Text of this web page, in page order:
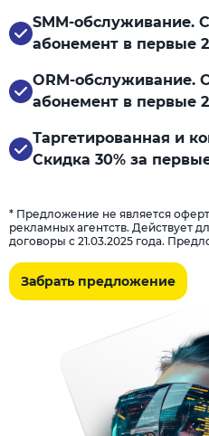
SMM-обслуживание.
абонемент в первые
ORM-обслуживание.
абонемент в первые
Таргетированная и
Скидка 30% за
* Предложение не является
рекламных агентств. Действует
договоры с 21.03.2025 года.
Забрать предложение